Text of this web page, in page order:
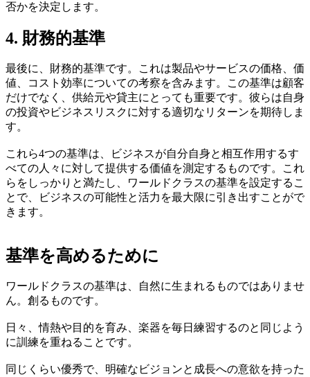
否かを決定します。
4. 財務的基準
最後に、財務的基準です。これは製品やサービスの価格、価
値、コスト効率についての考察を含みます。この基準は顧客
だけでなく、供給元や貸主にとっても重要です。彼らは自身
の投資やビジネスリスクに対する適切なリターンを期待しま
す。
これら4つの基準は、ビジネスが自分自身と相互作用するす
べての人々に対して提供する価値を測定するものです。これ
らをしっかりと満たし、ワールドクラスの基準を設定するこ
とで、ビジネスの可能性と活力を最大限に引き出すことがで
きます。
基準を高めるために
ワールドクラスの基準は、自然に生まれるものではありませ
ん。創るものです。
日々、情熱や目的を育み、楽器を毎日練習するのと同じよう
に訓練を重ねることです。
同じくらい優秀で、明確なビジョンと成長への意欲を持った